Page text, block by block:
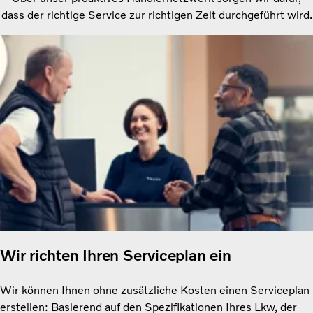
dass der richtige Service zur richtigen Zeit durchgeführt wird.
Wir richten Ihren Serviceplan ein
Wir können Ihnen ohne zusätzliche Kosten einen Serviceplan
erstellen: Basierend auf den Spezifikationen Ihres Lkw, der